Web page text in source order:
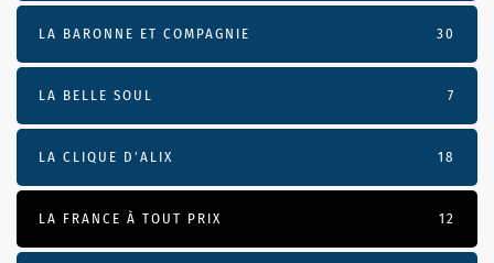
LA BARONNE ET COMPAGNIE 30
LA BELLE SOUL 7
LA CLIQUE D'ALIX 18
LA FRANCE À TOUT PRIX 12